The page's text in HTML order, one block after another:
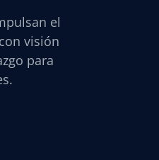
el
visión
para